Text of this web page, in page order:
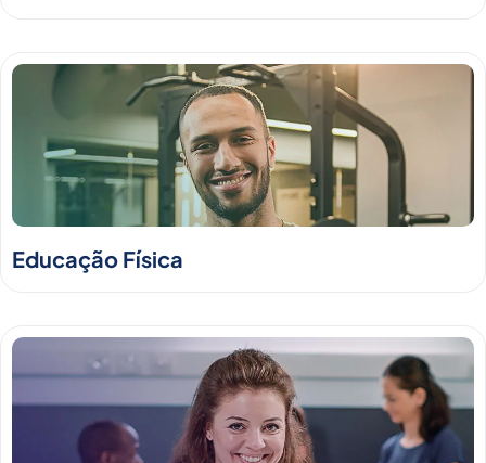
Educação Física